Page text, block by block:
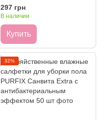
Kokulu 300шт
297 грн
В наличии
Купить
32%